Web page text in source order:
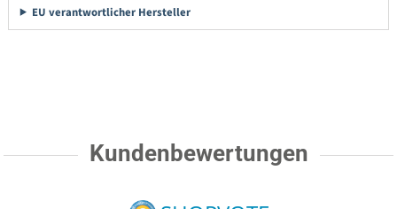
EU verantwortlicher Hersteller
Kundenbewertungen